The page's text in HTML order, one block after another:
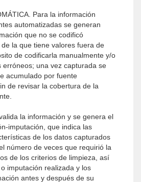
Para la información
automatizadas se generan
que no se codificó
la que tiene valores fuera de
de codificarla manualmente y/o
erróneos; una vez capturada se
acumulado por fuente
de revisar la cobertura de la
la información y se genera el
imputación, que indica las
de los datos capturados
número de veces que requirió la
de los criterios de limpieza, así
imputación realizada y los
antes y después de su